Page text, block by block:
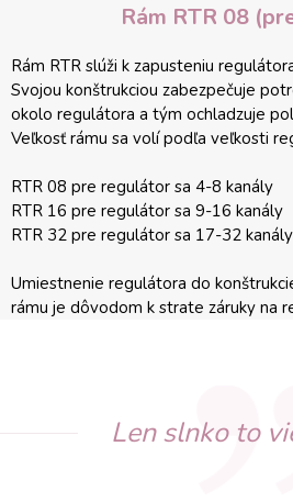
Rám RTR 08
Rám RTR slúži k zapusteniu
Svojou konštrukciou zabezpečuje
okolo regulátora a tým ochladzuje
Veľkosť rámu sa volí podľa veľkosti
RTR 08 pre regulátor sa 4-8 kanály
RTR 16 pre regulátor sa 9-16 kanály
RTR 32 pre regulátor sa 17-32 kanály
Umiestnenie regulátora do
rámu je dôvodom k strate záruky na
Len slnko to